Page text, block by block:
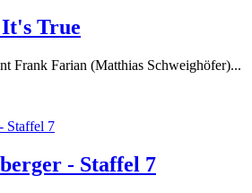
True
Frank Farian (Matthias Schweighöfer)...
- Staffel 7